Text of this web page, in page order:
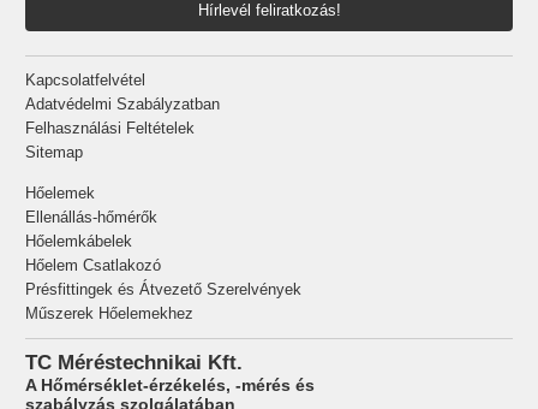
Hírlevél feliratkozás!
Kapcsolatfelvétel
Adatvédelmi Szabályzatban
Felhasználási Feltételek
Sitemap
Hőelemek
Ellenállás-hőmérők
Hőelemkábelek
Hőelem Csatlakozó
Présfittingek és Átvezető Szerelvények
Műszerek Hőelemekhez
TC Méréstechnikai Kft.
A Hőmérséklet-érzékelés, -mérés és
szabályzás szolgálatában